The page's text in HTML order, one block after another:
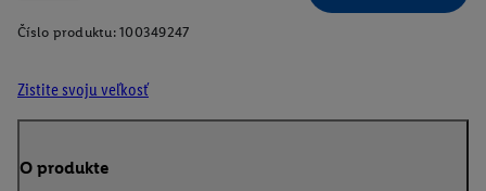
Číslo produktu: 100349247
Zistite svoju veľkosť
O produkte